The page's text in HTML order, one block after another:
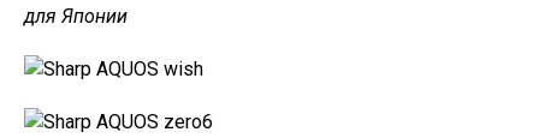
для Японии